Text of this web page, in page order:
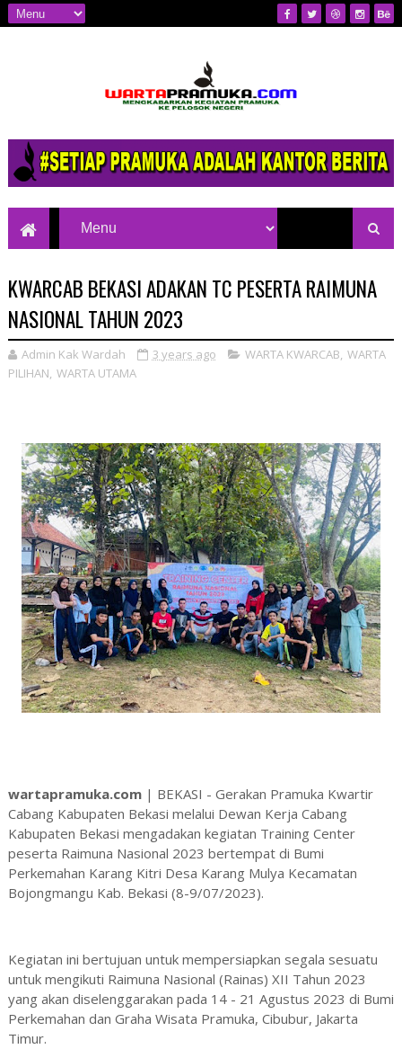
Pelosok Negeri
KWARCAB BEKASI ADAKAN TC PESERTA RAIMUNA
NASIONAL TAHUN 2023
Admin Kak Wardah 3 years ago WARTA KWARCAB, WARTA
PILIHAN, WARTA UTAMA
wartapramuka.com| BEKASI - Gerakan Pramuka Kwartir
Cabang Kabupaten Bekasi melalui Dewan Kerja Cabang
Kabupaten Bekasi mengadakan kegiatan Training Center
peserta Raimuna Nasional 2023 bertempat di Bumi
Perkemahan Karang Kitri Desa Karang Mulya Kecamatan
Bojongmangu Kab. Bekasi (8-9/07/2023).
Kegiatan ini bertujuan untuk mempersiapkan segala sesuatu
untuk mengikuti Raimuna Nasional (Rainas) XII Tahun 2023
yang akan diselenggarakan pada 14 - 21 Agustus 2023 di Bumi
Perkemahan dan Graha Wisata Pramuka, Cibubur, Jakarta
Timur.